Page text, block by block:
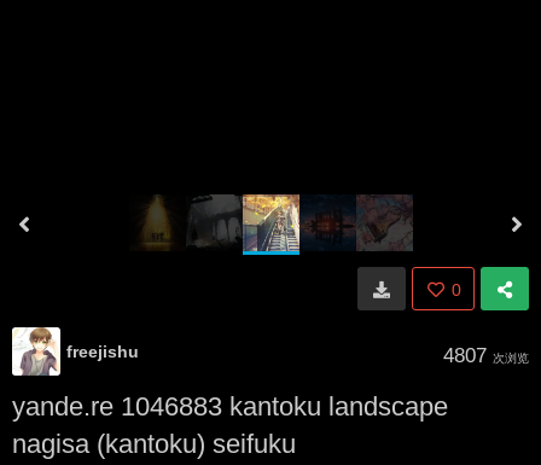
0
freejishu 4807 次浏览
yande.re 1046883 kantoku landscape
nagisa (kantoku) seifuku